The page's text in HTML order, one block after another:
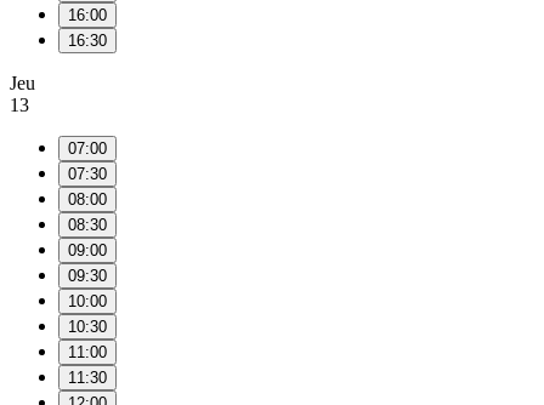
16:00
16:30
Jeu
13
07:00
07:30
08:00
08:30
09:00
09:30
10:00
10:30
11:00
11:30